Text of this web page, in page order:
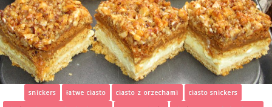
snickers łatwe ciasto ciasto z orzechami
ciasto snickers